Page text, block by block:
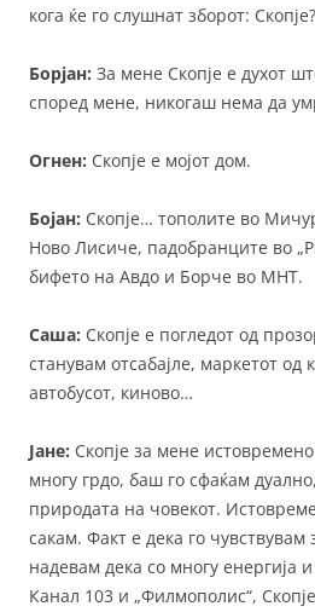
кога ќе го слушнат зборот: Скопје?
Борјан: За мене Скопје е духот
според мене, никогаш нема да
Огнен: Скопје е мојот дом.
Бојан: Скопје… тополите во
Ново Лисиче, падобранците во
бифето на Авдо и Борче во МНТ.
Саша: Скопје е погледот од
станувам отсабајле, маркетот од
автобусот, киново…
Јане: Скопје за мене
многу грдо, баш го сфаќам
природата на човекот.
сакам. Факт е дека го чувствувам
надевам дека со многу енергија
Канал 103 и „Филмополис“,